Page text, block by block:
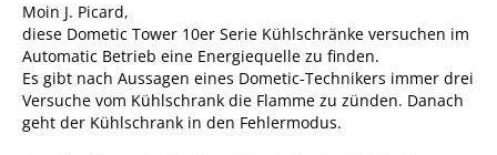
Moin J. Picard,
diese Dometic Tower 10er Serie Kühlschränke versuchen im
Automatic Betrieb eine Energiequelle zu finden.
Es gibt nach Aussagen eines Dometic-Technikers immer drei
Versuche vom Kühlschrank die Flamme zu zünden. Danach
geht der Kühlschrank in den Fehlermodus.